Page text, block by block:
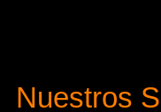
Nuestros